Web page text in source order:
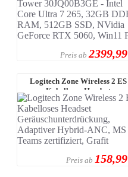
Preis ab 2399,99
Logitech Zone Wireless 2 ES
Kabelloses Headset
Geräuschunterdrüc ...
Preis ab 158,99